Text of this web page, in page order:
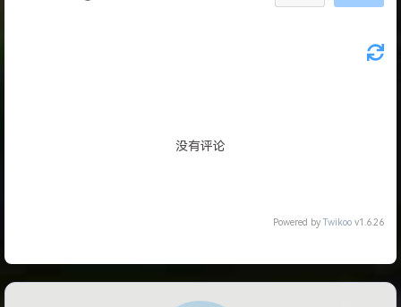
没有评论
Powered byTwikoo v1.6.26